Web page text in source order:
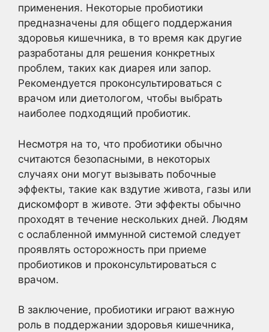
применения. Некоторые пробиотики
предназначены для общего поддержания
здоровья кишечника, в то время как другие
разработаны для решения конкретных
проблем, таких как диарея или запор.
Рекомендуется проконсультироваться с
врачом или диетологом, чтобы выбрать
наиболее подходящий пробиотик.
Несмотря на то, что пробиотики обычно
считаются безопасными, в некоторых
случаях они могут вызывать побочные
эффекты, такие как вздутие живота, газы или
дискомфорт в животе. Эти эффекты обычно
проходят в течение нескольких дней. Людям
с ослабленной иммунной системой следует
проявлять осторожность при приеме
пробиотиков и проконсультироваться с
врачом.
В заключение, пробиотики играют важную
роль в поддержании здоровья кишечника,